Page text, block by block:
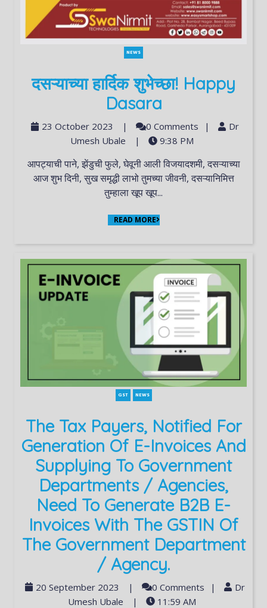
NEWS
दसऱ्याच्या हार्दिक शुभेच्छा! Happy
Dasara
23 October 2023 | 0 Comments |
Dr
Umesh Ubale
| 9:38 PM
आपट्याची पाने, झेंडुची फुले, घेवूनी आली विजयादशमी, दसऱ्याच्या
आज शुभ दिनी, सुख समृद्धी लाभो तुमच्या जीवनी, दसऱ्यानिमित्त
तुम्हाला खूप खूप...
READ MORE
GST NEWS
The Tax Payers, Notified For
Generation Of E-Invoices And
Supplying To Government
Departments / Agencies,
Need To Generate B2B E-
Invoices With The GSTIN Of
The Government Department
/ Agency.
20 September 2023 | 0 Comments |
Dr
Umesh Ubale
| 11:59 AM